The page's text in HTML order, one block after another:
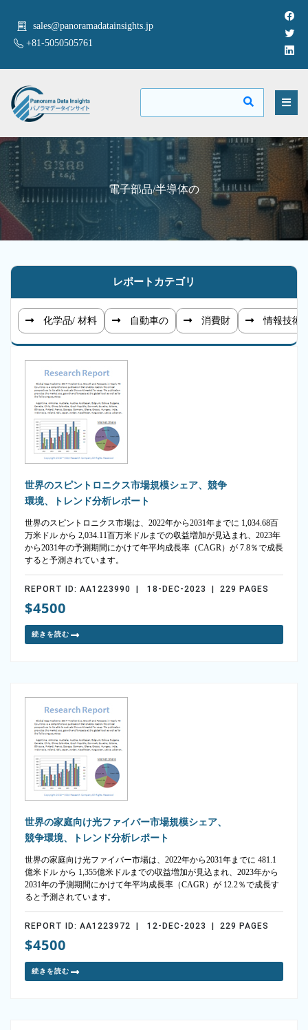
sales@panoramadatainsights.jp
+81-5050505761
電子部品/半導体の
レポートカテゴリ
化学品/ 材料 自動車の 消費財 情報技術
世界のスピントロニクス市場規模シェア、競争
環境、トレンド分析レポート
世界のスピントロニクス市場は、2022年から2031年までに 1,034.68百
万米ドル から 2,034.11百万米ドルまでの収益増加が見込まれ、2023年
から2031年の予測期間にかけて年平均成長率（CAGR）が 7.8％で成長
すると予測されています。
REPORT ID: AA1223990 | 18-DEC-2023 | 229 PAGES
$4500
続きを読む
世界の家庭向け光ファイバー市場規模シェア、
競争環境、トレンド分析レポート
世界の家庭向け光ファイバー市場は、2022年から2031年までに 481.1
億米ドル から 1,355億米ドルまでの収益増加が見込まれ、2023年から
2031年の予測期間にかけて年平均成長率（CAGR）が 12.2％で成長す
ると予測されています。
REPORT ID: AA1223972 | 12-DEC-2023 | 229 PAGES
$4500
続きを読む